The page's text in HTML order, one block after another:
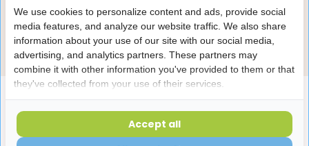
Productomschrijving
Reviews
in de chat of stuur een e-mail.
Stuur e-mail
We use cookies to personalize content and ads, provide social
media features, and analyze our website traffic. We also share
information about your use of our site with our social media,
advertising, and analytics partners. These partners may
combine it with other information you've provided to them or that
they've collected from your use of their services.
Accept all